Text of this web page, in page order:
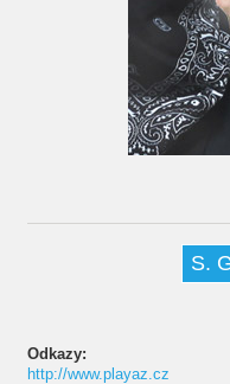
S.
Odkazy:
http://www.playaz.cz